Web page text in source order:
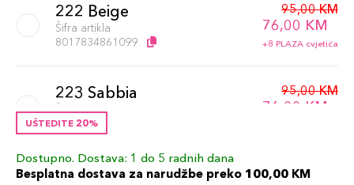
222 Beige
Šifra artikla
8017834861099
95,00 KM
76,00 KM
+8 PLAZA cvjetića
223 Sabbia
Šifra artikla
8017834861105
95,00 KM
76,00 KM
220 Beige Rose 95,00 KM
UŠTEDITE 20%
Dostupno. Dostava: 1 do 5 radnih dana
Besplatna dostava za narudžbe preko 100,00 KM